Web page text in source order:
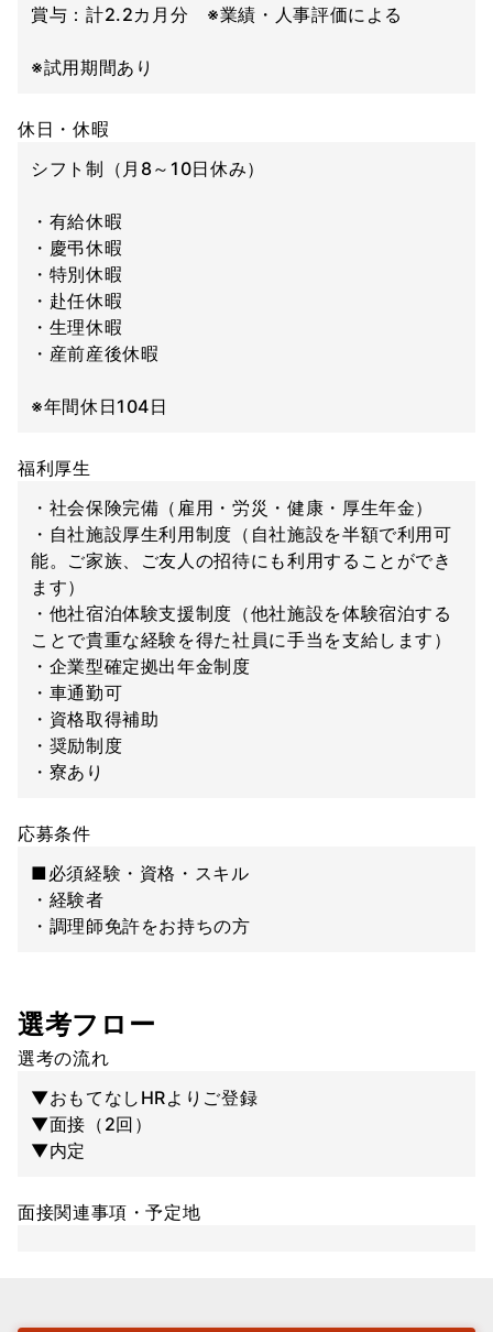
賞与：計2.2カ月分 ※業績・人事評価による
※試用期間あり
休日・休暇
シフト制（月8～10日休み）
・有給休暇
・慶弔休暇
・特別休暇
・赴任休暇
・生理休暇
・産前産後休暇
※年間休日104日
福利厚生
・社会保険完備（雇用・労災・健康・厚生年金）
・自社施設厚生利用制度（自社施設を半額で利用可
能。ご家族、ご友人の招待にも利用することができ
ます）
・他社宿泊体験支援制度（他社施設を体験宿泊する
ことで貴重な経験を得た社員に手当を支給します）
・企業型確定拠出年金制度
・車通勤可
・資格取得補助
・奨励制度
・寮あり
応募条件
■必須経験・資格・スキル
・経験者
・調理師免許をお持ちの方
選考フロー
選考の流れ
▼おもてなしHRよりご登録
▼面接（2回）
▼内定
面接関連事項・予定地